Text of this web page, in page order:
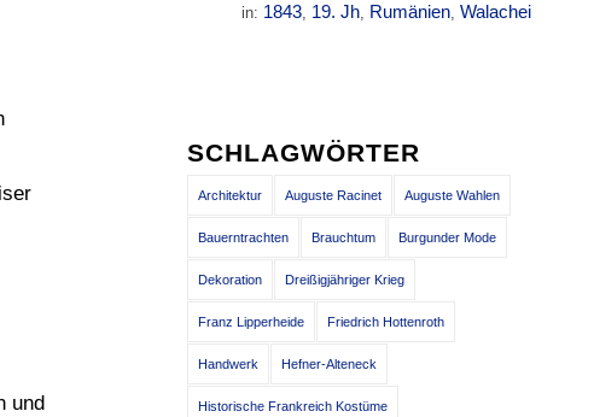
und
in: 1843, 19. Jh, Rumänien,Walachei
SCHLAGWÖRTER
Architektur Auguste Racinet Auguste Wahlen
Bauerntrachten Brauchtum Burgunder Mode
Dekoration Dreißigjähriger Krieg
Franz Lipperheide Friedrich Hottenroth
Handwerk Hefner-Alteneck
Historische Frankreich Kostüme